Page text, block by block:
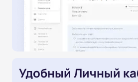
Удобный Личный